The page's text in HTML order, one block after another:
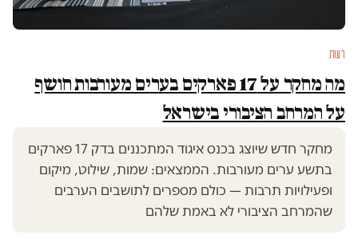
דעות
מה מחקר על 17 פארקים בערים מעורבות חושף
על המרחב הציבורי בישראל
מחקר חדש שיוצג בכנס איגוד המתכננים בדק 17 פארקים
בתשע ערים מעורבות. הממצאים: שמות, שילוט, מיקום
ופעילויות תרבות — כולם מספרים לתושבים הערבים
שהמרחב הציבורי לא באמת שלהם